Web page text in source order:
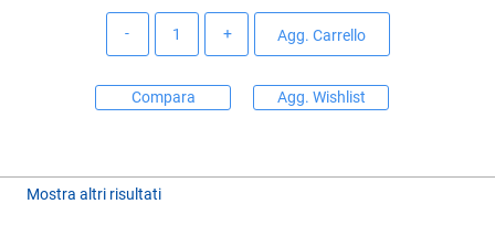
Agg. Carrello
Compara Agg. Wishlist
Mostra altri risultati